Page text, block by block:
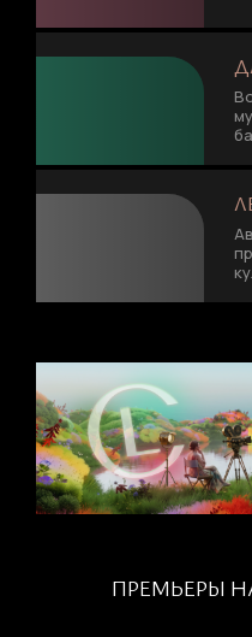
ПРЕМЬЕРЫ